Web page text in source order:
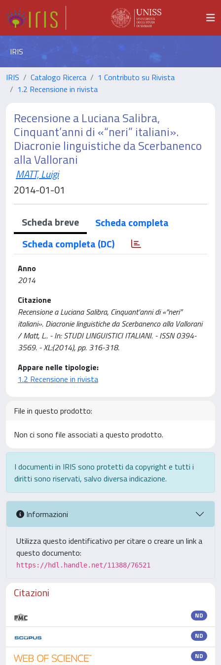
IRIS
IRIS Catalogo Ricerca
1 Contributo su Rivista
1.2 Recensione in rivista
Recensione a Luciana Salibra,
Cinquant’anni di «“neri” italiani».
Diacronie linguistiche da Scerbanenco
alla Vallorani
MATT, Luigi
2014-01-01
Scheda breve
Scheda completa
Scheda completa (DC)
Anno
2014
Citazione
Recensione a Luciana Salibra, Cinquant’anni di «“neri”
italiani». Diacronie linguistiche da Scerbanenco alla Vallorani
/ Matt, L.. - In: STUDI LINGUISTICI ITALIANI. - ISSN 0394-
3569. - XL:(2014), pp. 316-318.
Appare nelle tipologie:
1.2 Recensione in rivista
File in questo prodotto:
Non ci sono file associati a questo prodotto.
I documenti in IRIS sono protetti da copyright e tutti i
diritti sono riservati, salvo diversa indicazione.
Informazioni
Utilizza questo identificativo per citare o creare un link a
questo documento:
https://hdl.handle.net/11388/76521
Citazioni
ND
ND
ND